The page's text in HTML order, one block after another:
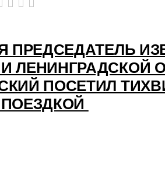
ПРЕДСЕДАТЕЛЬ
ЛЕНИНГРАДСКОЙ
ПОСЕТИЛ